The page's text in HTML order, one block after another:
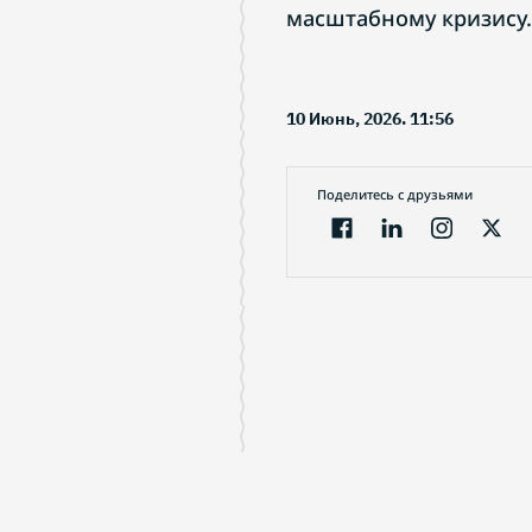
масштабному кризису.
10 Июнь, 2026. 11:56
Поделитесь с друзьями